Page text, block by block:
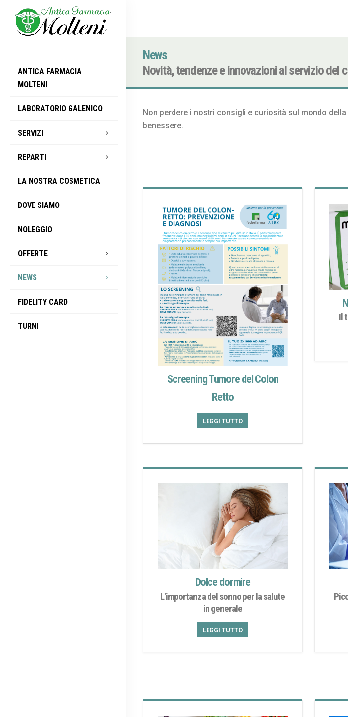
ANTICA FARMACIA
MOLTENI
LABORATORIO GALENICO
SERVIZI
REPARTI
LA NOSTRA COSMETICA
DOVE SIAMO
NOLEGGIO
OFFERTE
NEWS
FIDELITY CARD
TURNI
News
Novità, tendenze e innovazioni al servizio del
Non perdere i nostri consigli e curiosità sul mondo
benessere.
Screening Tumore del Colon
Retto
LEGGI TUTTO
Il
Dolce dormire
L'importanza del sonno per la salute
in generale
LEGGI TUTTO